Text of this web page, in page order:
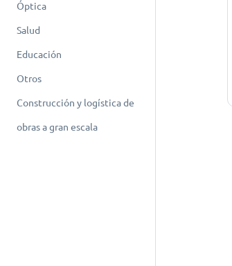
Óptica
Salud
Educación
Otros
Construcción y logística de
obras a gran escala